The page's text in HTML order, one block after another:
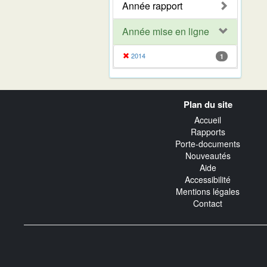
Année rapport
Année mise en ligne
2014 1
Plan du site
Accueil
Rapports
Porte-documents
Nouveautés
Aide
Accessibilité
Mentions légales
Contact